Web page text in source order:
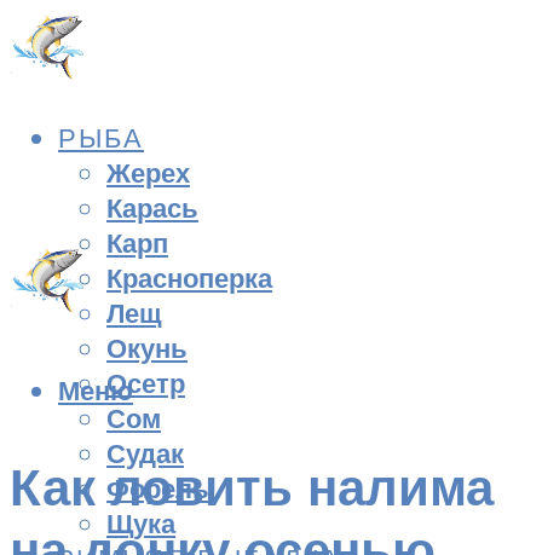
РЫБА
Жерех
Карась
Карп
Красноперка
Лещ
Окунь
Осетр
Сом
Судак
Форель
Щука
Меню
Как ловить налима